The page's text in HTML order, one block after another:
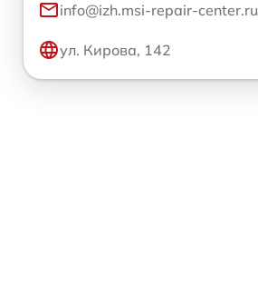
info@izh.msi-repair-center.ru
ул. Кирова, 142